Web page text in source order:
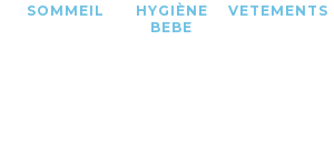
SOMMEIL
HYGIÈNE
BEBE
VETEMENTS